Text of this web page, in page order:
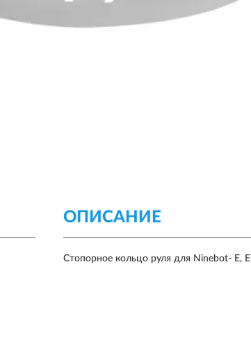
ОПИСАНИЕ
Стопорное кольцо руля для Ninebot- E,